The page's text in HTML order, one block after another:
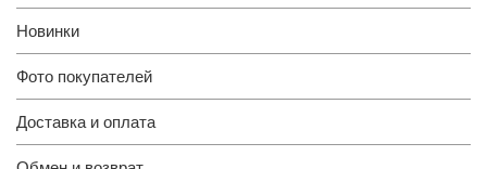
Новинки
Фото покупателей
Доставка и оплата